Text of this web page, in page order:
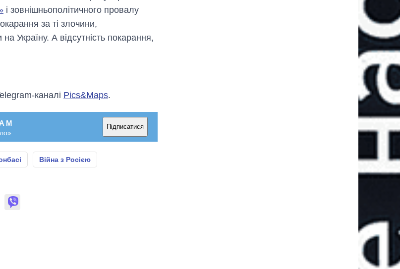
і зовнішньополітичного провалу
за ті злочини,
Україну. А відсутність покарання,
каналі Pics&Maps.
Підписатися
Війна з Росією